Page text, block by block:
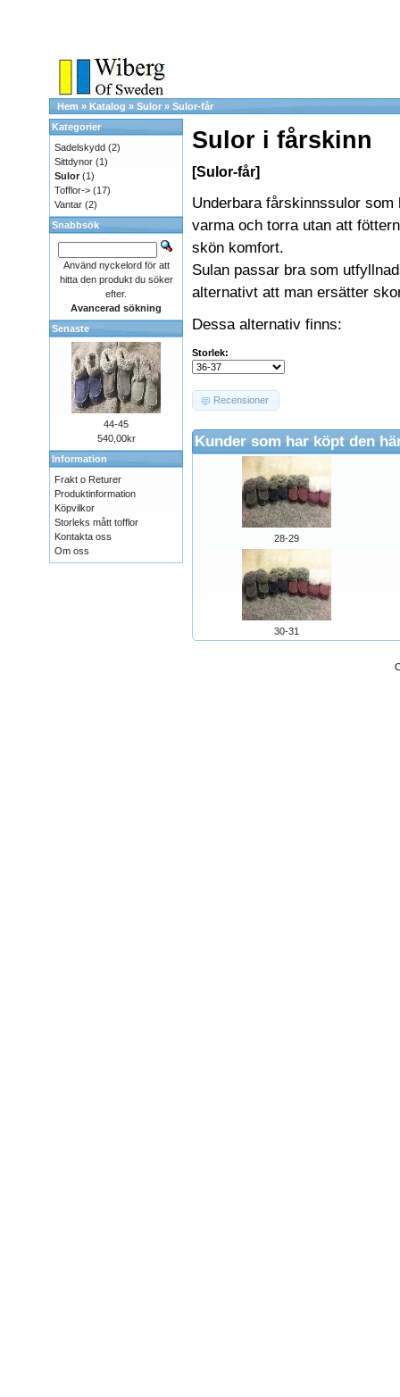
Hem » Katalog » Sulor » Sulor-får
Sulor i fårskinn
[Sulor-får]
Underbara fårskinnssulor som
varma och torra utan att
skön komfort.
Sulan passar bra som
alternativt att man ersätter
Dessa alternativ finns:
Storlek:
Recensioner
Kunder som har köpt den
28-29
30-31
Kategorier
Sadelskydd (2)
Sittdynor (1)
Sulor(1)
Tofflor-> (17)
Vantar (2)
Snabbsök
Använd nyckelord för att
hitta den produkt du söker
efter.
Avancerad sökning
Senaste
44-45
540,00kr
Information
Frakt o Returer
Produktinformation
Köpvilkor
Storleks mått tofflor
Kontakta oss
Om oss